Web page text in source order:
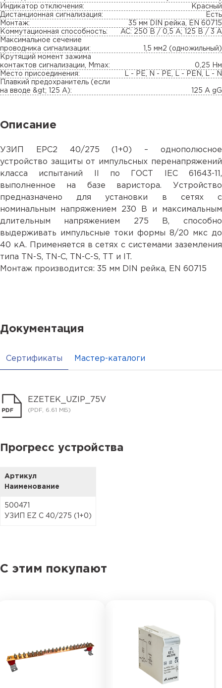
Индикатор отключения:
Красный
Дистанционная сигнализация:
Есть
Монтаж:
35 мм DIN рейка, EN 60715
Коммутационная способность:
AC: 250 В / 0,5 А; 125 В / 3 А
Максимальное сечение
проводника сигнализации:
1,5 мм2 (одножильный)
Крутящий момент зажима
контактов сигнализации, Mmax:
0,25 Нм
Место присоединения:
L - PE, N - PE, L - PEN, L - N
Плавкий предохранитель (если
на вводе &gt; 125 A):
125 A gG
Описание
УЗИП ЕРС2 40/275 (1+0) – однополюсное
устройство защиты от импульсных перенапряжений
класса испытаний II по ГОСТ IEC 61643-11,
выполненное на базе варистора. Устройство
предназначено для установки в сетях с
номинальным напряжением 230 В и максимальным
длительным напряжением 275 В, способно
выдерживать импульсные токи формы 8/20 мкс до
40 кА. Применяется в сетях с системами заземления
типа TN-S, TN-C, TN-С-S, TT и IT.
Монтаж производится: 35 мм DIN рейка, EN 60715
Документация
Сертификаты Мастер-каталоги
EZETEK_UZIP_75V
(PDF, 6.61 МБ)
Прогресс устройства
Артикул
Наименование
500471
УЗИП EZ C 40/275 (1+0)
С этим покупают